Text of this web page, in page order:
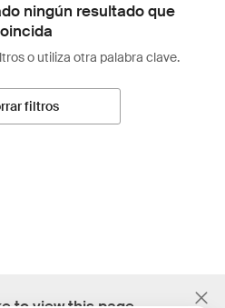
ningún resultado que
o utiliza otra palabra clave.
filtros